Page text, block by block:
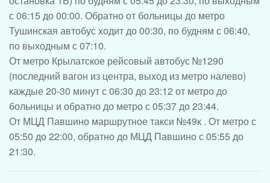
с 06:15 до 00:00. Обратно от больницы до метро
Тушинская автобус ходит до 00:30, по будням с 06:40,
по выходным с 07:10.
От метро Крылатское рейсовый автобус №1290
(последний вагон из центра, выход из метро налево)
каждые 20-30 минут с 06:30 до 23:12 от метро до
больницы и обратно до метро с 05:37 до 23:44.
От МЦД Павшино маршрутное такси №49к . От метро с
05:50 до 22:00, обратно до МЦД Павшино с 05:55 до
21:30.